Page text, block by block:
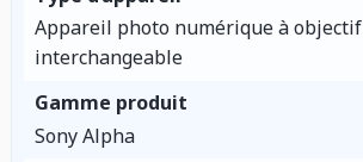
Appareil photo numérique à objectif
interchangeable
Gamme produit
Sony Alpha